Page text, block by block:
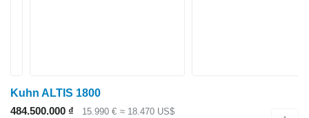
Kuhn ALTIS 1800
484.500.000 ₫
15.990 € ≈ 18.470 US$